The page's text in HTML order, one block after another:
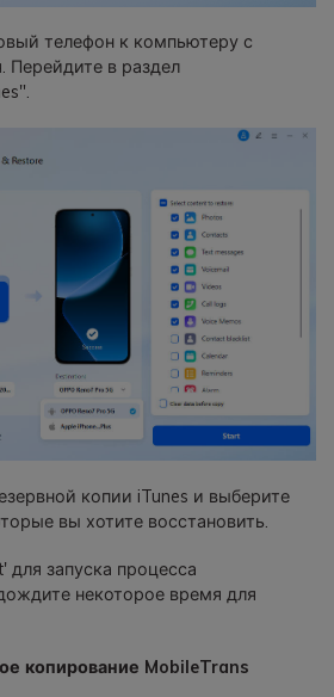
телефон к компьютеру с
Перейдите в раздел
копии iTunes и выберите
вы хотите восстановить.
запуска процесса
некоторое время для
копирование MobileTrans